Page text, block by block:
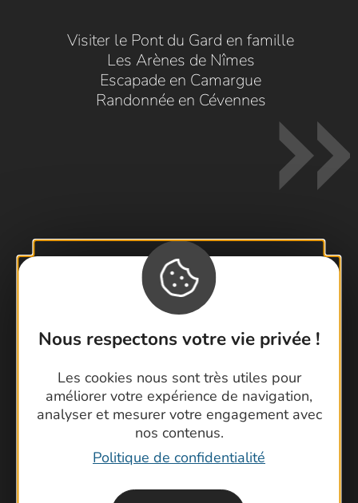
Nous respectons votre vie privée !
Les cookies nous sont très utiles pour
améliorer votre expérience de navigation,
analyser et mesurer votre engagement avec
nos contenus.
Politique de confidentialité
Visiter le Pont du Gard en famille
Les Arènes de Nîmes
Escapade en Camargue
Randonnée en Cévennes
Contactez-nous !
Foire aux questions
Brochures
Cartoguides et Topoguides